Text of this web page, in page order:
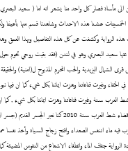
مأساة فصار كل واحد منا يشعر انه اما ( سعيد
عشنا هذه الاحداث وشاهدنا قسم منها بأعيننا
الرواية وكشفت عن كل هذه التفاصيل وبهذا العمق
سعيد البصري وهو في لندن (فقد بقيت روحي تحوم حول
الشمال اليزيدية والحب المحرم المذبوح ل(امنية)
الخفاء وغيرت قناعاتنا وهزت ايماننا بكل شيء كما ان فيها
سنة وغيرت قناعاتنا وهزت ايماننا بكل شيء , كما ان
عندما كنت اعمل في قضاء شط العرب سنة 2010 كنا
ماء اتنفس الصعداء وافتح زجاج السياة وأخذ نفسا
الرواية جفاف الماء وانطفاء الاشعاع من النفوس المضيئة